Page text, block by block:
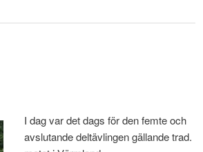
I dag var det dags för den femte och
avslutande deltävlingen gällande trad.